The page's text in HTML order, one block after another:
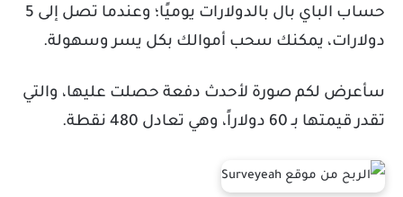
حساب الباي بال بالدولارات يوميًا؛ وعندما تصل إلى 5
دولارات، يمكنك سحب أموالك بكل يسر وسهولة.
سأعرض لكم صورة لأحدث دفعة حصلت عليها، والتي
تقدر قيمتها بـ 60 دولاراً، وهي تعادل 480 نقطة.